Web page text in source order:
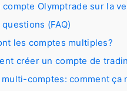
compte Olymptrade sur la
(FAQ)
les comptes multiples?
créer un compte de
multi-comptes: comment ça